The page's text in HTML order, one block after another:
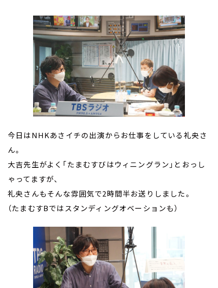
今日はNHKあさイチの出演からお仕事をしている礼央さ
ん。
大吉先生がよく「たまむすびはウィニングラン」とおっし
ゃってますが、
礼央さんもそんな雰囲気で2時間半お送りしました。
（たまむすBではスタンディングオベーションも）